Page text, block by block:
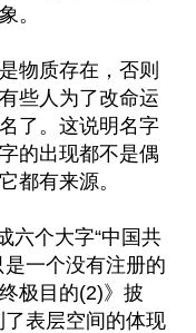
。
物质存在，否则
些人为了改命运
了。这说明名字
的出现都不是偶
都有来源。
六个大字“中国共
一个没有注册的
极目的(2)》披
了表层空间的体现